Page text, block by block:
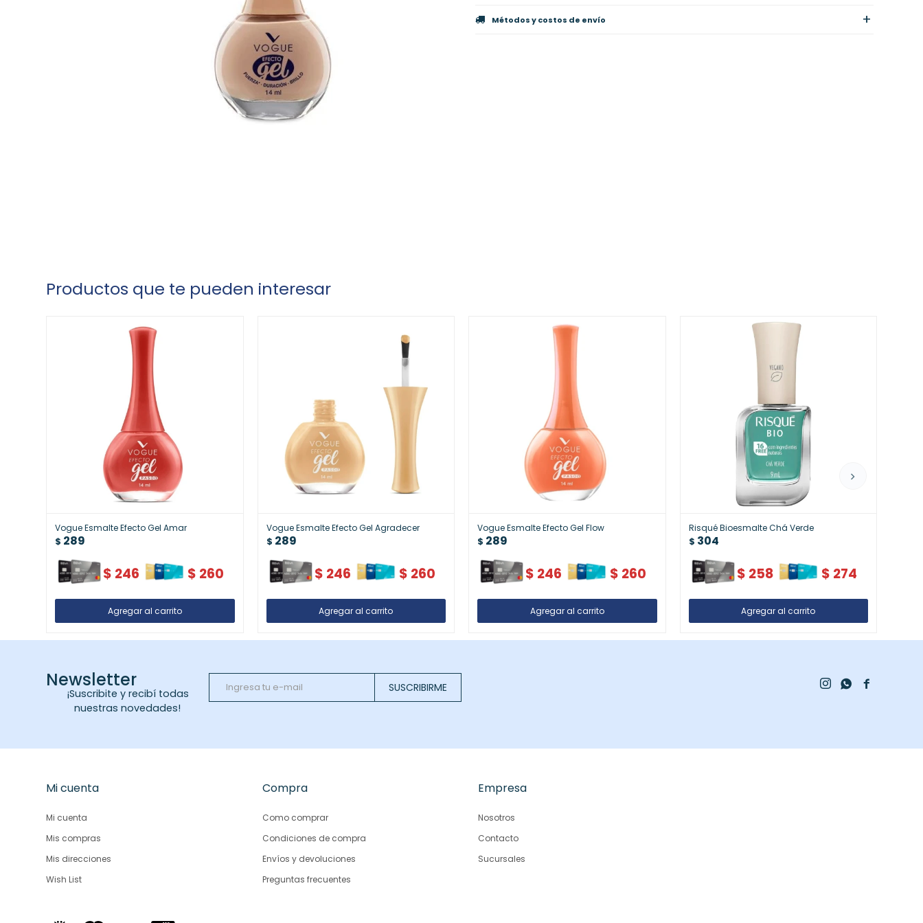
Métodos y costos de envío
Productos que te pueden interesar
Vogue Esmalte Efecto Gel Amar
$ 289
$ 246 $ 260
Vogue Esmalte Efecto Gel Agradecer
$ 289
$ 246 $ 260
Vogue Esmalte Efecto Gel Flow
$ 289
$ 246 $ 260
Risqué Bioesmalte Chá Verde
$ 304
$ 258 $ 274
Newsletter
¡Suscribite y recibí todas
nuestras novedades!
SUSCRIBIRME 
 
Mi cuenta
Mi cuenta
Mis compras
Mis direcciones
Wish List
Compra
Como comprar
Condiciones de compra
Envíos y devoluciones
Preguntas frecuentes
Empresa
Nosotros
Contacto
Sucursales